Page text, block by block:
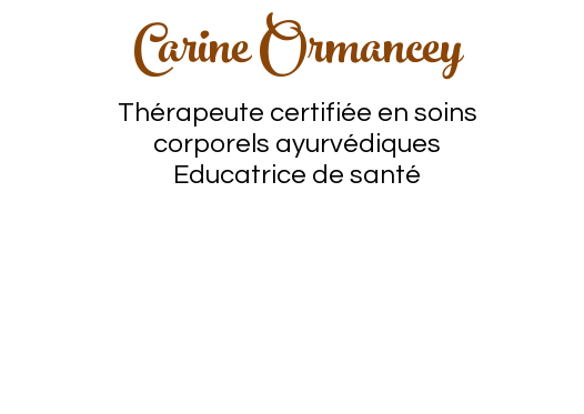
Carine Ormancey
Thérapeute certifiée en soins
corporels ayurvédiques
Educatrice de santé